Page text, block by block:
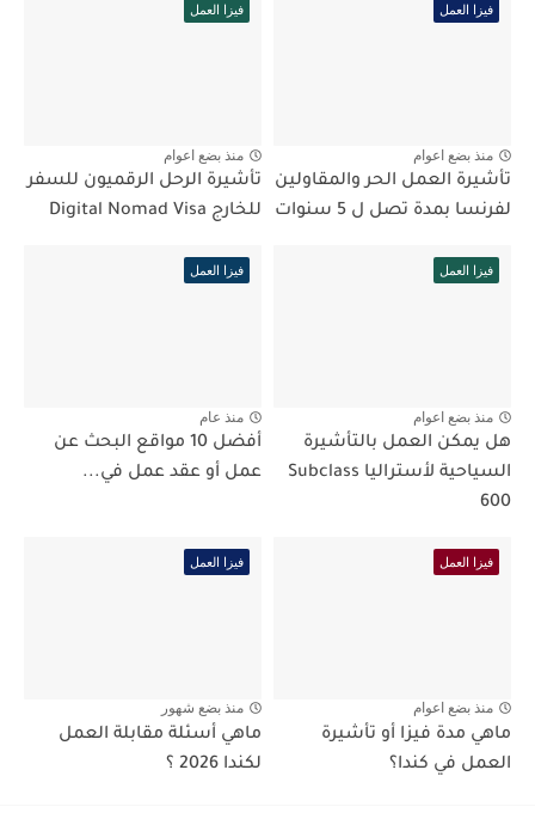
فيزا العمل
منذ بضع اعوام
تأشيرة العمل الحر والمقاولين
لفرنسا بمدة تصل ل 5 سنوات
فيزا العمل
منذ بضع اعوام
تأشيرة الرحل الرقميون للسفر
للخارج Digital Nomad Visa
فيزا العمل
منذ بضع اعوام
هل يمكن العمل بالتأشيرة
السياحية لأستراليا Subclass
600
فيزا العمل
منذ عام
أفضل 10 مواقع البحث عن
عمل أو عقد عمل في...
فيزا العمل
منذ بضع اعوام
ماهي مدة فيزا أو تأشيرة
العمل في كندا؟
فيزا العمل
منذ بضع شهور
ماهي أسئلة مقابلة العمل
لكندا 2026 ؟